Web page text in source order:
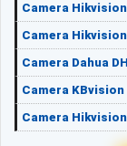
Camera
Camera Hikvision
Camera Dahua
Camera KBvision
Camera